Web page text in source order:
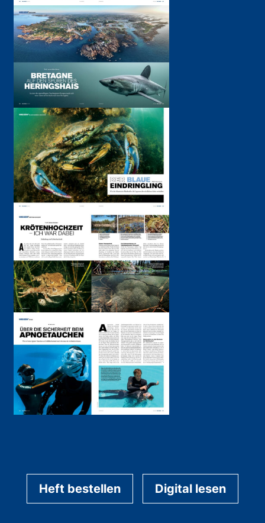
Heft bestellen Digital lesen